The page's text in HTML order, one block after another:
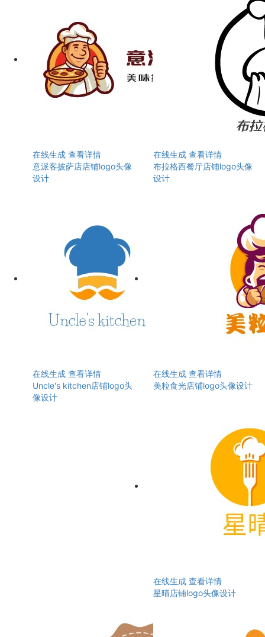
在线生成 查看详情
意派客披萨店店铺logo头像
设计
在线生成 查看详情
布拉格西餐厅店铺logo头像
设计
在线生成 查看详情
Uncle's kitchen店铺logo头
像设计
在线生成 查看详情
美粒食光店铺logo头像设计
在线生成 查看详情
星晴店铺logo头像设计